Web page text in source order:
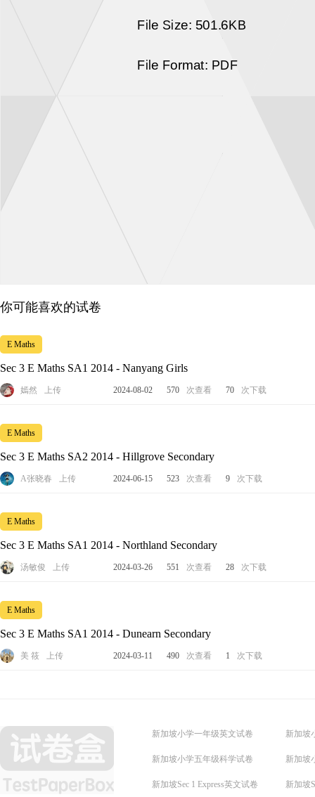
你可能喜欢的试卷
E Maths
Sec 3 E Maths SA1 2014 - Nanyang Girls
嫣然 上传 2024-08-02 570 次查看 70 次下载
E Maths
Sec 3 E Maths SA2 2014 - Hillgrove Secondary
A张晓春 上传 2024-06-15 523 次查看 9 次下载
E Maths
Sec 3 E Maths SA1 2014 - Northland Secondary
汤敏俊 上传 2024-03-26 551 次查看 28 次下载
E Maths
Sec 3 E Maths SA1 2014 - Dunearn Secondary
美 筱 上传 2024-03-11 490 次查看 1 次下载
新加坡小学一年级英文试卷 新加坡
新加坡小学五年级科学试卷 新加坡
新加坡Sec 1 Express英文试卷 新加坡